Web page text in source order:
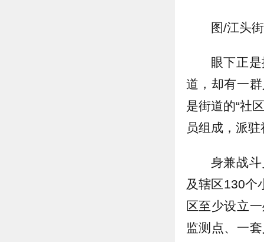
图/江头
眼下正
道，却有一
是街道的“社
员组成，派
身兼战
及辖区130个
区至少设立
监测点、一